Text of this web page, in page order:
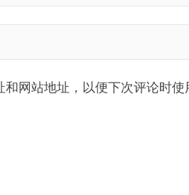
网站地址，以便下次评论时使